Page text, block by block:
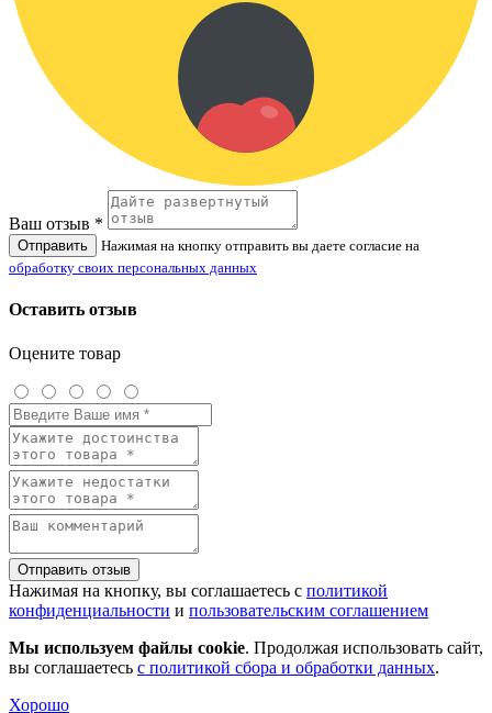
Ваш отзыв *
Отправить
Нажимая на кнопку отправить вы даете согласие на
обработку своих персональных данных
Оставить отзыв
Оцените товар
Отправить отзыв
Нажимая на кнопку, вы соглашаетесь с политикой
конфиденциальности и пользовательским соглашением
Мы используем файлы cookie. Продолжая использовать сайт,
вы соглашаетесь с политикой сбора и обработки данных.
Хорошо